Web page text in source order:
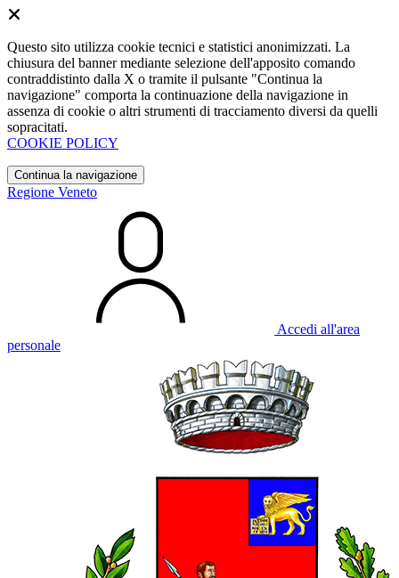
Questo sito utilizza cookie tecnici e statistici anonimizzati. La
chiusura del banner mediante selezione dell'apposito comando
contraddistinto dalla X o tramite il pulsante "Continua la
navigazione" comporta la continuazione della navigazione in
assenza di cookie o altri strumenti di tracciamento diversi da quelli
sopracitati.
COOKIE POLICY
Continua la navigazione
Regione Veneto
Accedi all'area
personale